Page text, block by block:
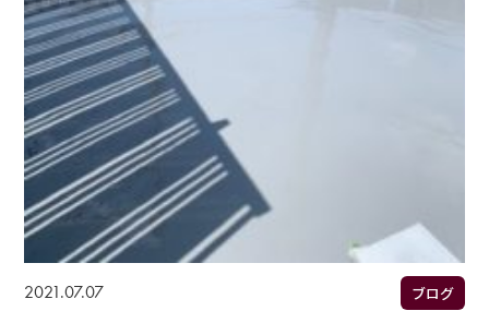
2021.07.07 ブログ